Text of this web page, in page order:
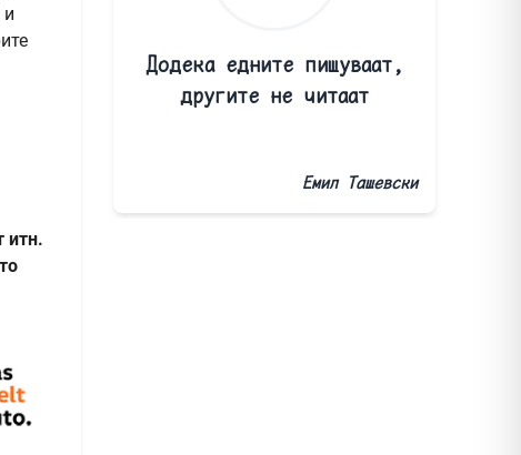
и
итн.
Додека едните пишуваат,
другите не читаат
Емил Ташевски